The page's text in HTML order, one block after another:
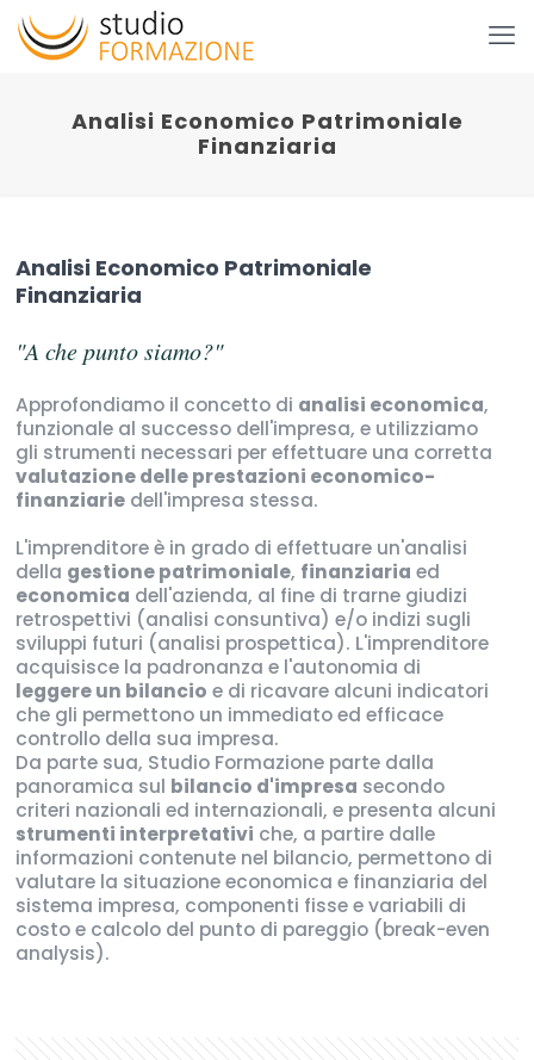
Analisi Economico Patrimoniale
Finanziaria
Analisi Economico Patrimoniale
Finanziaria
"A che punto siamo?"
Approfondiamo il concetto di analisi economica,
funzionale al successo dell'impresa, e utilizziamo
gli strumenti necessari per effettuare una corretta
valutazione delle prestazioni economico-
finanziarie dell'impresa stessa.
L'imprenditore è in grado di effettuare un'analisi
della gestione patrimoniale, finanziaria ed
economica dell'azienda, al fine di trarne giudizi
retrospettivi (analisi consuntiva) e/o indizi sugli
sviluppi futuri (analisi prospettica). L'imprenditore
acquisisce la padronanza e l'autonomia di
leggere un bilancio e di ricavare alcuni indicatori
che gli permettono un immediato ed efficace
controllo della sua impresa.
Da parte sua, Studio Formazione parte dalla
panoramica sul bilancio d'impresa secondo
criteri nazionali ed internazionali, e presenta alcuni
strumenti interpretativi che, a partire dalle
informazioni contenute nel bilancio, permettono di
valutare la situazione economica e finanziaria del
sistema impresa, componenti fisse e variabili di
costo e calcolo del punto di pareggio (break-even
analysis).